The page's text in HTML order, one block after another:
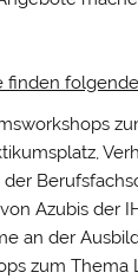
finden
der
Azubis der
an der
zum